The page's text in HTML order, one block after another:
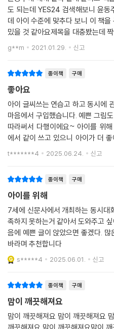
도 되는데 YES24 검색해보니 윤동
데 아이 수준에 맞추다 보니 이 책
밌을 것 같아요제목을 대충봤는데
네요 그림도 아이들이 좋아할 것 같
은 시도 많네요방학
g**m 2021.01.29. 신고
종이책 구매
좋아요
아이 글씨쓰는 연습고 하고 동시에
마음에서 구입했습니다. 예쁜 그림
따라써서 다행이에요~ 아이를 위
에서 같이 쓰고 있으니 아이가 더
천히 아이랑 다 쓰고나면 엄청 뿌듯할
t*******4 2025.06.24. 신고
종이책 구매
아이를 위해
7세에 신문사에서 개최하는 동시대
족하지 못하는거 같아서 도와주고
음에 예쁜 글이 앉았으면 좋겠다.
바라며 추천합니다
s*****4 2025.06.01. 신고
종이책 구매
맘이 깨끗해져요
맘이 깨끗해져요 맘이 깨끗해져요